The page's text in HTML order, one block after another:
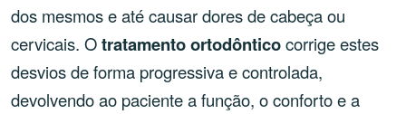
dos mesmos e até causar dores de cabeça ou
cervicais. Otratamento ortodônticocorrige estes
desvios de forma progressiva e controlada,
devolvendo ao paciente a função, o conforto e a